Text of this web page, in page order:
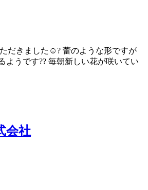
だきました☺️? 蕾のような形ですが
ようです?? 毎朝新しい花が咲いてい